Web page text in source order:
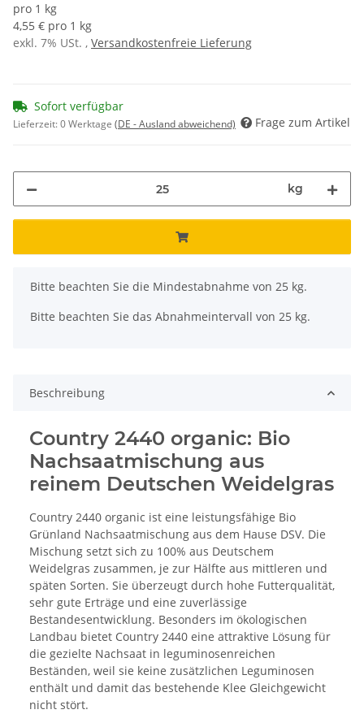
pro 1 kg
4,55 € pro 1 kg
exkl. 7% USt. , Versandkostenfreie Lieferung
Sofort verfügbar
Lieferzeit:0 Werktage (DE - Ausland abweichend) Frage zum Artikel
kg
x
Bitte beachten Sie die Mindestabnahme von 25 kg.
Bitte beachten Sie das Abnahmeintervall von 25 kg.
Beschreibung
Country 2440 organic: Bio
Nachsaatmischung aus
reinem Deutschen Weidelgras
Country 2440 organic ist eine leistungsfähige Bio
Grünland Nachsaatmischung aus dem Hause DSV. Die
Mischung setzt sich zu 100% aus Deutschem
Weidelgras zusammen, je zur Hälfte aus mittleren und
späten Sorten. Sie überzeugt durch hohe Futterqualität,
sehr gute Erträge und eine zuverlässige
Bestandesentwicklung. Besonders im ökologischen
Landbau bietet Country 2440 eine attraktive Lösung für
die gezielte Nachsaat in leguminosenreichen
Beständen, weil sie keine zusätzlichen Leguminosen
enthält und damit das bestehende Klee Gleichgewicht
nicht stört.